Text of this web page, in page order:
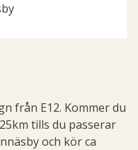
från E12. Kommer du
tills du passerar
och kör ca